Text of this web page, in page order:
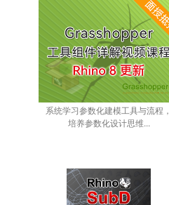
系统学习参数化建模工具与流程，
培养参数化设计思维...